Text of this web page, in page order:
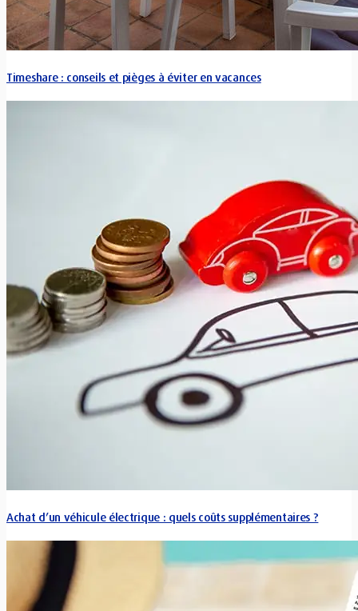
Timeshare : conseils et pièges à éviter en vacances
Achat d’un véhicule électrique : quels coûts supplémentaires ?